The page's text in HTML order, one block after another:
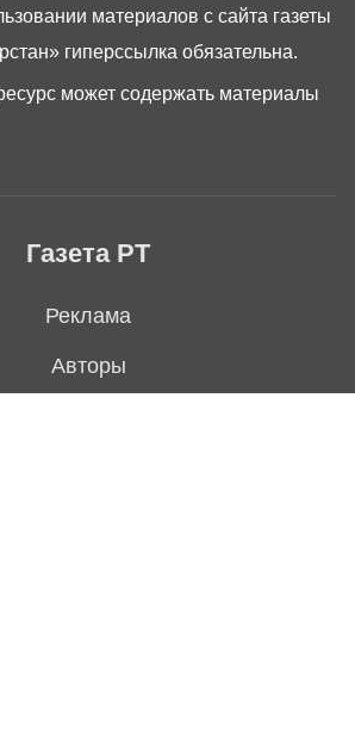
Газета РТ
Реклама
Авторы
материалов с сайта газеты
гиперссылка обязательна.
может содержать материалы